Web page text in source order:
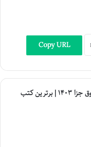
Copy URL
منابع آزمون ارشد حقوق جزا ۱۴۰۳ | برترین کتب